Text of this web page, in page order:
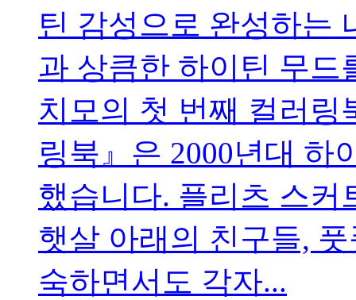
틴 감성으로 완성하는
과 상큼한 하이틴 무드
치모의 첫 번째 컬러링
링북』은 2000년대 하
했습니다. 플리츠 스커
햇살 아래의 친구들,
숙하면서도 각자...